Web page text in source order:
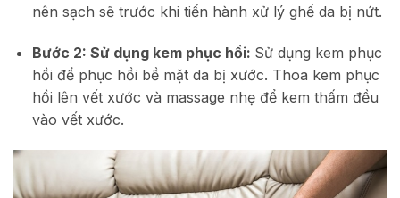
nên sạch sẽ trước khi tiến hành xử lý ghế da bị nứt.
Bước 2: Sử dụng kem phục hồi: Sử dụng kem phục
hồi để phục hồi bề mặt da bị xước. Thoa kem phục
hồi lên vết xước và massage nhẹ để kem thấm đều
vào vết xước.